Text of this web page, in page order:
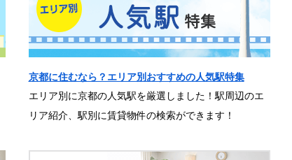
京都に住むなら？エリア別おすすめの人気駅特集
エリア別に京都の人気駅を厳選しました！駅周辺のエ
リア紹介、駅別に賃貸物件の検索ができます！